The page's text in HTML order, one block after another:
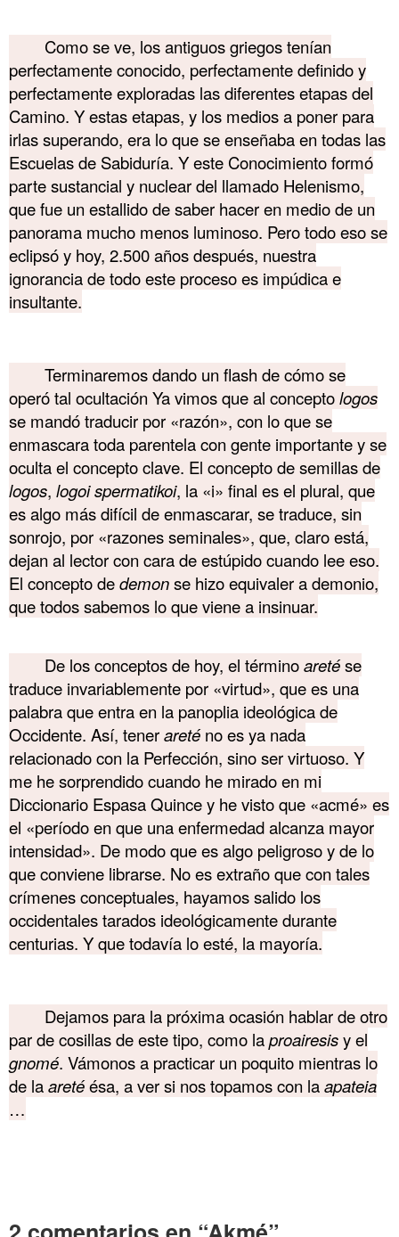
Como se ve, los antiguos griegos tenían
perfectamente conocido, perfectamente definido y
perfectamente exploradas las diferentes etapas del
Camino. Y estas etapas, y los medios a poner para
irlas superando, era lo que se enseñaba en todas las
Escuelas de Sabiduría. Y este Conocimiento formó
parte sustancial y nuclear del llamado Helenismo,
que fue un estallido de saber hacer en medio de un
panorama mucho menos luminoso. Pero todo eso se
eclipsó y hoy, 2.500 años después, nuestra
ignorancia de todo este proceso es impúdica e
insultante.
Terminaremos dando un flash de cómo se
operó tal ocultación Ya vimos que al conceptologos
se mandó traducir por «razón», con lo que se
enmascara toda parentela con gente importante y se
oculta el concepto clave. El concepto de semillas de
logos, logoi spermatikoi, la «i» final es el plural, que
es algo más difícil de enmascarar, se traduce, sin
sonrojo, por «razones seminales», que, claro está,
dejan al lector con cara de estúpido cuando lee eso.
El concepto dedemonse hizo equivaler a demonio,
que todos sabemos lo que viene a insinuar.
De los conceptos de hoy, el términoaretése
traduce invariablemente por «virtud», que es una
palabra que entra en la panoplia ideológica de
Occidente. Así, tenerareté no es ya nada
relacionado con la Perfección, sino ser virtuoso. Y
me he sorprendido cuando he mirado en mi
Diccionario Espasa Quince y he visto que «acmé» es
el «período en que una enfermedad alcanza mayor
intensidad». De modo que es algo peligroso y de lo
que conviene librarse. No es extraño que con tales
crímenes conceptuales, hayamos salido los
occidentales tarados ideológicamente durante
centurias. Y que todavía lo esté, la mayoría.
Dejamos para la próxima ocasión hablar de otro
par de cosillas de este tipo, como laproairesisy el
gnomé. Vámonos a practicar un poquito mientras lo
de laaretéésa, a ver si nos topamos con laapateia
…